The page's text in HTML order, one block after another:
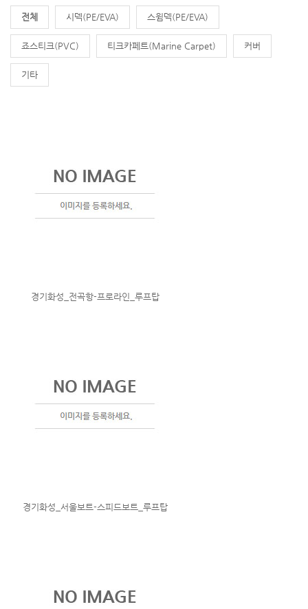
전체 시덱(PE/EVA) 스윔덱(PE/EVA)
죠스티크(PVC) 티크카페트(Marine Carpet) 커버
기타
경기화성_전곡항-프로라인_루프탑
경기화성_서울보트-스피드보트_루프탑